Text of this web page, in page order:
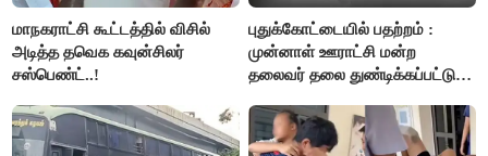
மாநகராட்சி கூட்டத்தில் விசில்
அடித்த தவெக கவுன்சிலர்
சஸ்பெண்ட்..!
புதுக்கோட்டையில் பதற்றம் :
முன்னாள் ஊராட்சி மன்ற
தலைவர் தலை துண்டிக்கப்பட்டு